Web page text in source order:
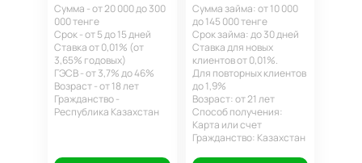
Сумма - от 20 000 до 300
000 тенге
Срок - от 5 до 15 дней
Ставка от 0,01% (от
3,65% годовых)
ГЭСВ - от 3,7% до 46%
Возраст - от 18 лет
Гражданство -
Республика Казахстан
Сумма займа: от 10 000
до 145 000 тенге
Срок займа: до 30 дней
Ставка для новых
клиентов от 0,01%.
Для повторных клиентов
до 1,9%
Возраст: от 21 лет
Способ получения:
Карта или счет
Гражданство: Казахстан